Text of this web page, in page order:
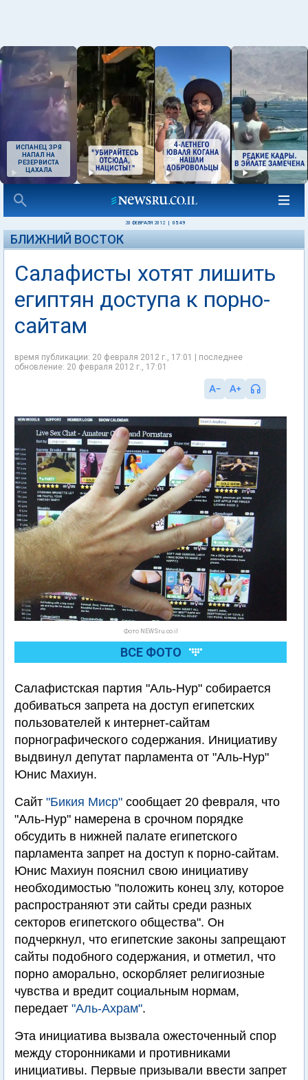
ИСПАНЕЦ ЗРЯ
НАПАЛ НА
РЕЗЕРВИСТА
ЦАХАЛА
20 ФЕВРАЛЯ 2012 05:49
БЛИЖНИЙ ВОСТОК
Салафисты хотят лишить
египтян доступа к порно-
сайтам
время публикации: 20 февраля 2012 г., 17:01 | последнее
обновление: 20 февраля 2012 г., 17:01
Фото NEWSru.co.il
ВСЕ ФОТО
Салафистская партия "Аль-Нур" собирается
добиваться запрета на доступ египетских
пользователей к интернет-сайтам
порнографического содержания. Инициативу
выдвинул депутат парламента от "Аль-Нур"
Юнис Махиун.
Сайт "Бикия Миср" сообщает 20 февраля, что
"Аль-Нур" намерена в срочном порядке
обсудить в нижней палате египетского
парламента запрет на доступ к порно-сайтам.
Юнис Махиун пояснил свою инициативу
необходимостью "положить конец злу, которое
распространяют эти сайты среди разных
секторов египетского общества". Он
подчеркнул, что египетские законы запрещают
сайты подобного содержания, и отметил, что
порно аморально, оскорбляет религиозные
чувства и вредит социальным нормам,
передает "Аль-Ахрам".
Эта инициатива вызвала ожесточенный спор
между сторонниками и противниками
инициативы. Первые призывали ввести запрет